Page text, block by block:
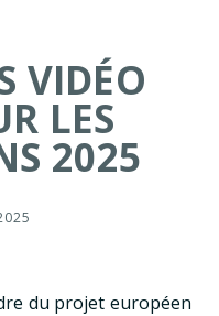
VIDÉO
LES
2025
du projet européen